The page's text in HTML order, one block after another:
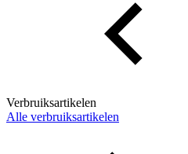
Verbruiksartikelen
Alle verbruiksartikelen